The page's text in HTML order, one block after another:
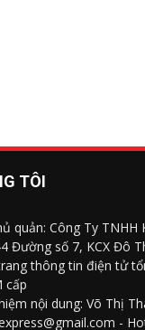
TÔI
quản: Công Ty TNHH
Đường số 7, KCX Đô
thông tin điện tử
cấp
nội dung: Võ Thị
-